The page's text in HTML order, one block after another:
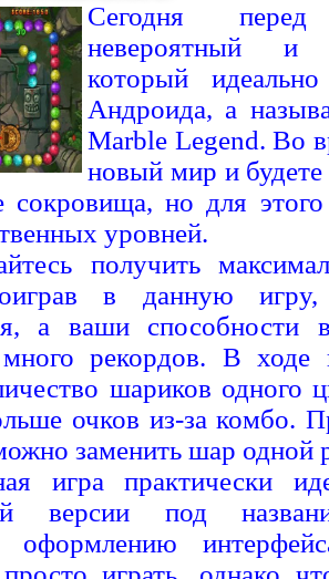
Сегодня
невероятный и
который
Андроида, а
Marble Legend. Во
новый мир и будете
сокровища, но для
уровней.
получить
в данную
а ваши
много рекордов. В
шариков одного
очков из-за комбо.
заменить шар одной
игра практически
версии под
оформлению